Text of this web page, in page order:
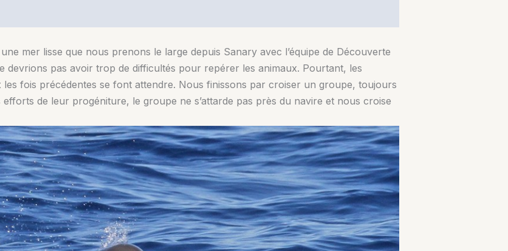
mer lisse que nous prenons le large depuis Sanary avec l’équipe de Découverte
devrions pas avoir trop de difficultés pour repérer les animaux. Pourtant, les
fois précédentes se font attendre. Nous finissons par croiser un groupe, toujours
de leur progéniture, le groupe ne s’attarde pas près du navire et nous croise